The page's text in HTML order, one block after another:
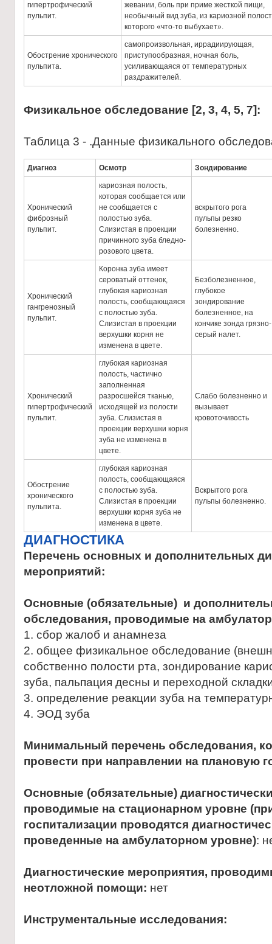
гипертрофический
пульпит.
жевании, боль при приме жесткой пищи,
необычный вид зуба, из кариозной
которого «что-то выбухает».
Обострение хронического
пульпита.
самопроизвольная, иррадиирующая,
приступообразная, ночная боль,
усиливающаяся от температурных
раздражителей.
Физикальное обследование [2, 3, 4, 5, 7]:
Таблица 3 - .Данные физикального
Диагноз Осмотр Зондирование
Хронический
фиброзный
пульпит.
кариозная полость,
которая сообщается или
не сообщается с
полостью зуба.
Слизистая в проекции
причинного зуба бледно-
розового цвета.
вскрытого рога
пульпы резко
болезненно.
Хронический
гангренозный
пульпит.
Коронка зуба имеет
сероватый оттенок,
глубокая кариозная
полость, сообщающаяся
с полостью зуба.
Слизистая в проекции
верхушки корня не
изменена в цвете.
Безболезненное,
глубокое
зондирование
болезненное, на
кончике зонда грязно-
серый налет.
Хронический
гипертрофический
пульпит.
глубокая кариозная
полость, частично
заполненная
разросшейся тканью,
исходящей из полости
зуба. Слизистая в
проекции верхушки корня
зуба не изменена в
цвете.
Слабо болезненно и
вызывает
кровоточивость
Обострение
хронического
пульпита.
глубокая кариозная
полость, сообщающаяся
с полостью зуба.
Слизистая в проекции
верхушки корня зуба не
изменена в цвете.
Вскрытого рога
пульпы болезненно.
ДИАГНОСТИКА
Перечень основных и дополнительных
мероприятий:
Основные (обязательные) и
обследования, проводимые на
1. сбор жалоб и анамнеза
2. общее физикальное обследование
собственно полости рта, зондирование
зуба, пальпация десны и переходной
3. определение реакции зуба на
4. ЭОД зуба
Минимальный перечень обследования,
провести при направлении на плановую
Основные (обязательные)
проводимые на стационарном уровне
госпитализации проводятся
проведенные на амбулаторном уровне):
Диагностические мероприятия,
неотложной помощи: нет
Инструментальные исследования: